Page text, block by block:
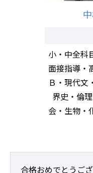
小・中全科
面接指導
Ｂ・現代文
界史・倫
会・生物・
合格おめでとうご